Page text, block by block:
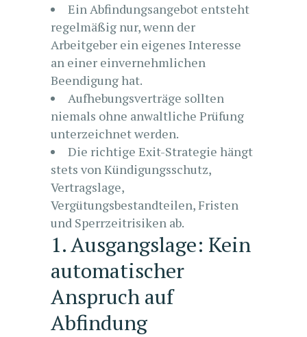
Ein Abfindungsangebot entsteht
regelmäßig nur, wenn der
Arbeitgeber ein eigenes Interesse
an einer einvernehmlichen
Beendigung hat.
Aufhebungsverträge sollten
niemals ohne anwaltliche Prüfung
unterzeichnet werden.
Die richtige Exit-Strategie hängt
stets von Kündigungsschutz,
Vertragslage,
Vergütungsbestandteilen, Fristen
und Sperrzeitrisiken ab.
1. Ausgangslage: Kein
automatischer
Anspruch auf
Abfindung